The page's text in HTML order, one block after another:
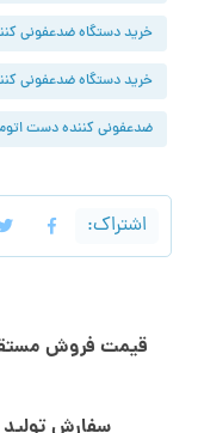
خرید دستگاه ضدعفونی
خرید دستگاه ضدعفونی
ضدعفونی کننده دست
قیمت فروش مستقیم